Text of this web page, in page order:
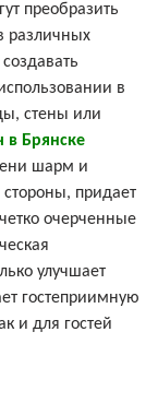
преобразить
различных
в
стены или
в Брянске
шарм и
стороны, придает
очерченные
улучшает
гостеприимную
и для гостей